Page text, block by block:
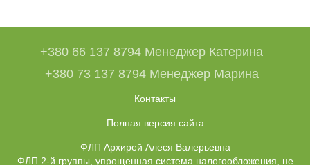
+380 66 137 8794 Менеджер Катерина
+380 73 137 8794 Менеджер Марина
Контакты
Полная версия сайта
ФЛП Архирей Алеся Валерьевна
ФЛП 2-й группы, упрощенная система налогообложения, не